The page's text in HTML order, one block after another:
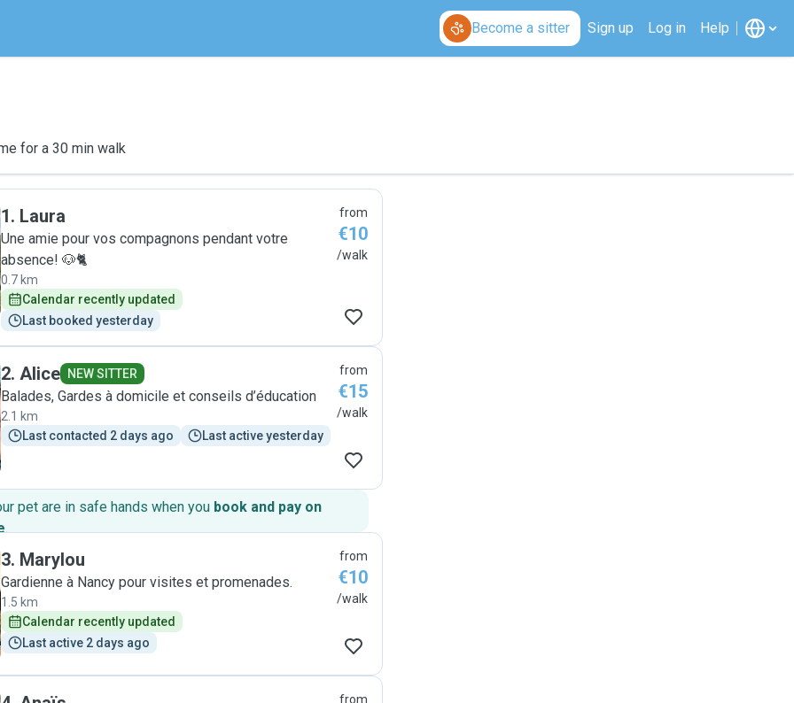
Become a sitter Sign up Log in Help
for a 30 min walk
1. Laura
Une amie pour vos compagnons pendant votre
absence! 🐶🐈
0.7 km
Calendar recently updated
Last booked yesterday
from
€10
/walk
2. Alice NEW SITTER
Balades, Gardes à domicile et conseils d’éducation
2.1 km
Last contacted 2 days ago
Last active yesterday
from
€15
/walk
pet are in safe hands when you book and pay on
.
3. Marylou
Gardienne à Nancy pour visites et promenades.
1.5 km
Calendar recently updated
Last active 2 days ago
from
€10
/walk
from